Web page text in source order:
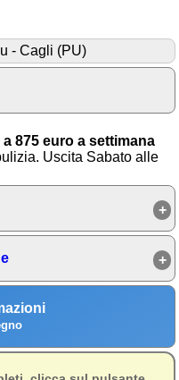
- Cagli (PU)
875 euro a settimana
Uscita Sabato alle